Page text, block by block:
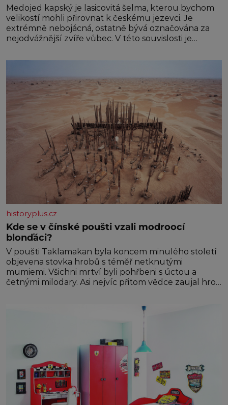
Medojed kapský je lasicovitá šelma, kterou bychom
velikostí mohli přirovnat k českému jezevci. Je
extrémně nebojácná, ostatně bývá označována za
nejodvážnější zvíře vůbec. V této souvislosti je
historyplus.cz
Kde se v čínské poušti vzali modroocí
blonďáci?
V poušti Taklamakan byla koncem minulého století
objevena stovka hrobů s téměř netknutými
mumiemi. Všichni mrtví byli pohřbeni s úctou a
četnými milodary. Asi nejvíc přitom vědce zaujal hrob
dávných lidí nesmírně dobře zachovalá, přičítají
odborníci zdejším klimatickým podmínkám. Sucho,